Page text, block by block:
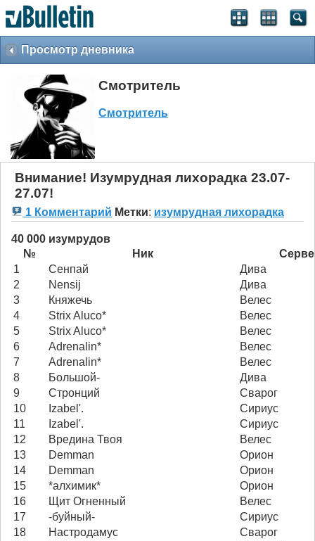
Просмотр дневника
Смотритель
Смотритель
Внимание! Изумрудная лихорадка 23.07-
27.07!
1 Комментарий Метки: изумрудная лихорадка
40 000 изумрудов
№
Ник
1
Сенпай
Дива
2
Nensij
Дива
3
Княжечь
Велес
4
Strix Aluco*
Велес
5
Strix Aluco*
Велес
6
Adrenalin*
Велес
7
Adrenalin*
Велес
8
Большой-
Дива
9
Стронций
Сварог
10
Izabel'.
Сириус
11
Izabel'.
Сириус
12
Вредина Твоя
Велес
13
Demman
Орион
14
Demman
Орион
15
*алхимик*
Орион
16
Щит Огненный
Велес
17
-буйный-
Сириус
18
Настродамус
Сварог